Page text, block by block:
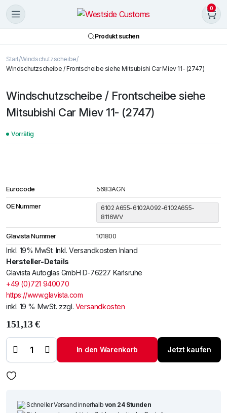
0
Produkt suchen
Start Windschutzscheibe
Windschutzscheibe / Frontscheibe siehe Mitsubishi Car Miev 11- (2747)
Windschutzscheibe / Frontscheibe siehe
Mitsubishi Car Miev 11- (2747)
Vorrätig
Eurocode 5683AGN
OE Nummer
6102 A655-6102A092-6102A655-
8116WV
Glavista Nummer 101800
Inkl. 19% MwSt. Inkl. Versandkosten Inland
Hersteller-Details
Glavista Autoglas GmbH D-76227 Karlsruhe
+49 (0)721 940070
https://www.glavista.com
inkl. 19 % MwSt. zzgl. Versandkosten
151,13€
/ Frontscheibe
siehe Mitsubishi
Menge
In den Warenkorb Jetzt kaufen
Schneller Versand innerhalb von 24 Stunden